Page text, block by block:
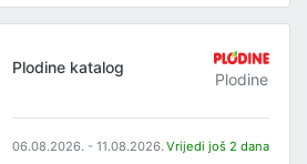
Plodine katalog
Plodine
06.08.2026. - 11.08.2026. Vrijedi još 2 dana